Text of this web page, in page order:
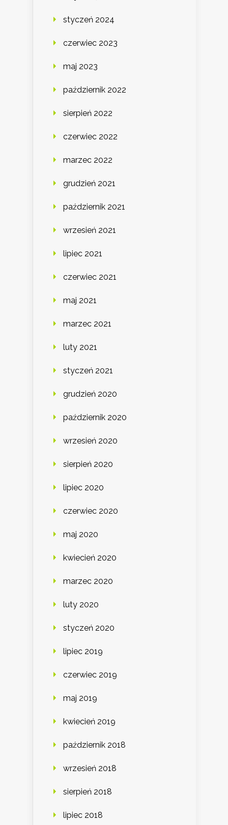
styczeń 2024
czerwiec 2023
maj 2023
październik 2022
sierpień 2022
czerwiec 2022
marzec 2022
grudzień 2021
październik 2021
wrzesień 2021
lipiec 2021
czerwiec 2021
maj 2021
marzec 2021
luty 2021
styczeń 2021
grudzień 2020
październik 2020
wrzesień 2020
sierpień 2020
lipiec 2020
czerwiec 2020
maj 2020
kwiecień 2020
marzec 2020
luty 2020
styczeń 2020
lipiec 2019
czerwiec 2019
maj 2019
kwiecień 2019
październik 2018
wrzesień 2018
sierpień 2018
lipiec 2018